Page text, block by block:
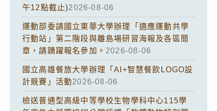
午12點截止)2026-08-06
運動部委請國立東華大學辦理「適應運動共學
行動站」第二階段與離島場研習海報及各區簡
章，請踴躍報名參加。 2026-08-06
國立高雄餐旅大學辦理「AI+智慧餐飲LOGO設
計競賽」活動2026-08-06
檢送普通型高級中等學校生物學科中心115學